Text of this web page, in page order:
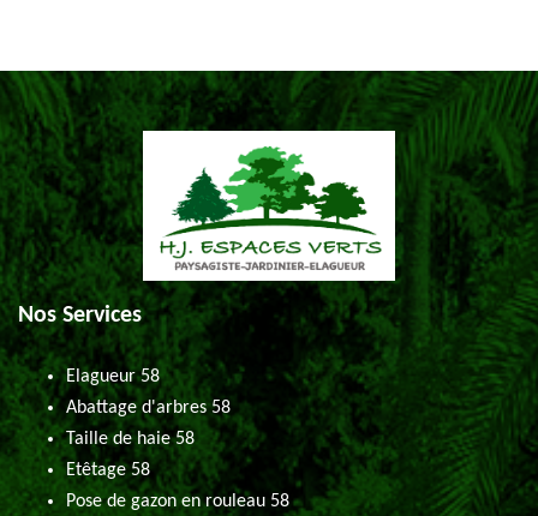
Nos Services
Elagueur 58
Abattage d'arbres 58
Taille de haie 58
Etêtage 58
Pose de gazon en rouleau 58